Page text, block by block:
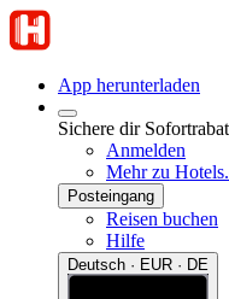
App herunterladen
Sichere dir
Anmelden
Mehr zu
Posteingang
Reisen buchen
Hilfe
Deutsch · EUR · DE